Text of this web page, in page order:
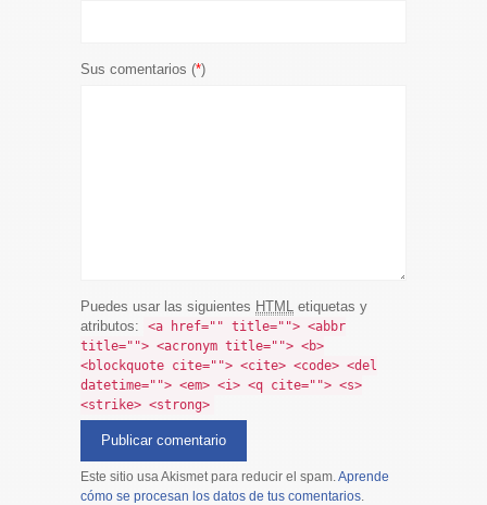
Sus comentarios (*)
Puedes usar las siguientes HTML
etiquetas y
atributos:
<a href="" title=""> <abbr
title=""> <acronym title=""> <b>
<blockquote cite=""> <cite> <code> <del
datetime=""> <em> <i> <q cite=""> <s>
<strike> <strong>
Este sitio usa Akismet para reducir el spam.Aprende
cómo se procesan los datos de tus comentarios.